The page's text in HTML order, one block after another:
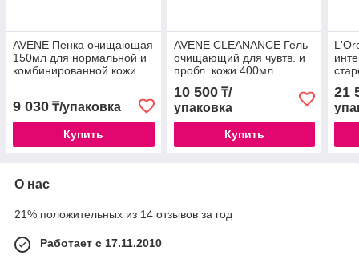
AVENE Пенка очищающая
150мл для нормальной и
комбинированной кожи
9 030 ₸/упаковка
Купить
AVENE CLEANANCE Гель
очищающий для чувтв. и
пробл. кожи 400мл
10 500₸/
упаковка
Купить
21
О нас
21% положительных из 14 отзывов за год
Работает с 17.11.2010